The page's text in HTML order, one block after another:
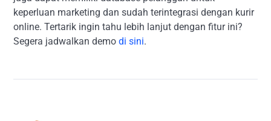
keperluan marketing dan sudah terintegrasi dengan kurir
online. Tertarik ingin tahu lebih lanjut dengan fitur ini?
Segera jadwalkan demodi sini.